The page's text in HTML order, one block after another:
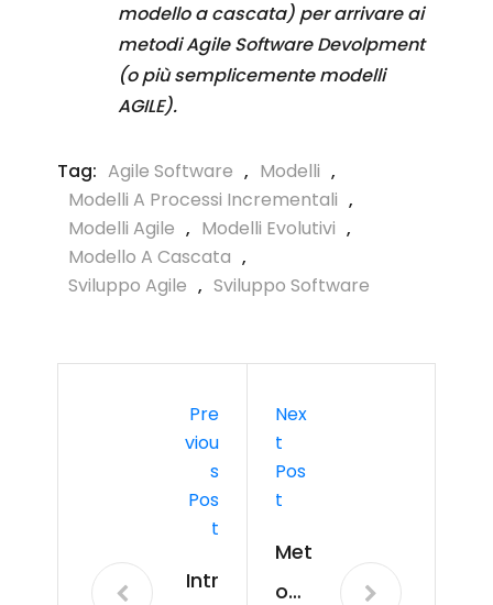
modello a cascata) per arrivare ai
metodi Agile Software Devolpment
(o più semplicemente modelli
AGILE).
Tag: Agile Software , Modelli ,
Modelli A Processi Incrementali ,
Modelli Agile , Modelli Evolutivi ,
Modello A Cascata ,
Sviluppo Agile , Sviluppo Software
Pre
Viou
S
Pos
T
Intr
Nex
T
Pos
T
Met
od